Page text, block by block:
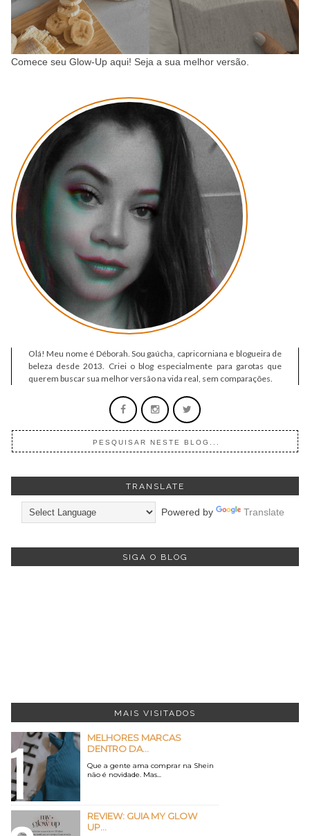
Comece seu Glow-Up aqui! Seja a sua melhor versão.
Olá! Meu nome é Déborah. Sou gaúcha, capricorniana e blogueira de
beleza desde 2013. Criei o blog especialmente para garotas que
querem buscar sua melhor versão na vida real, sem comparações.
TRANSLATE
Powered by Translate
SIGA O BLOG
MAIS VISITADOS
MELHORES MARCAS
DENTRO DA...
Que a gente ama comprar na Shein
não é novidade. Mas...
REVIEW: GUIA MY GLOW
UP...